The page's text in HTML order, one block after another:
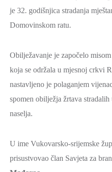
je 32. godišnjica stradanja
Domovinskom ratu.
Obilježavanje je započelo
koja se održala u mjesnoj crkvi
nastavljeno je polaganjem
spomen obilježja žrtava
naselja.
U ime Vukovarsko-srijemske
prisustvovao član Savjeta za